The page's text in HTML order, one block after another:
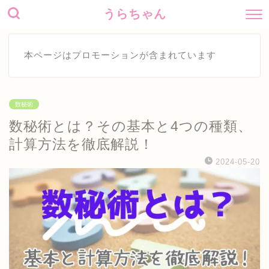
うらちゃん
本ページはプロモーションが含まれています
数秘術
数秘術とは？その基本と4つの種類、
計算方法を徹底解説！
2024-05-20